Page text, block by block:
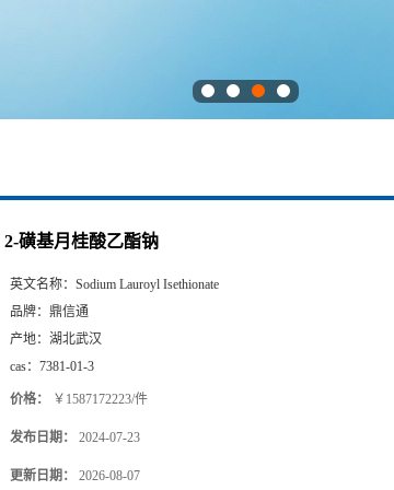
2-磺基月桂酸乙酯钠
英文名称： Sodium Lauroyl Isethionate
品牌： 鼎信通
产地： 湖北武汉
cas： 7381-01-3
价格： ￥1587172223/件
发布日期： 2024-07-23
更新日期： 2026-08-07